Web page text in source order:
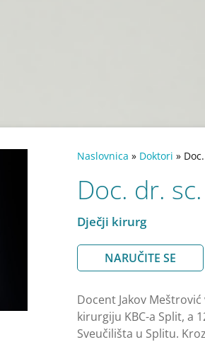
Naslovnica » Doktori »
Doc. dr.
Dječji kirurg
NARUČITE SE
Docent Jakov
kirurgiju KBC-a Split, a
Sveučilišta u Splitu.